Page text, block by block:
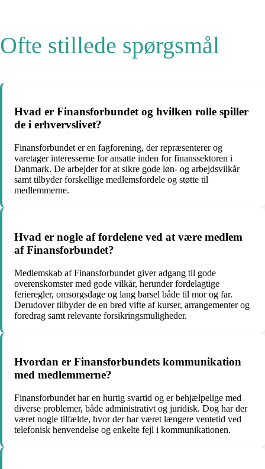
Ofte stillede spørgsmål
Hvad er Finansforbundet og hvilken rolle spiller
de i erhvervslivet?
Finansforbundet er en fagforening, der repræsenterer og
varetager interesserne for ansatte inden for finanssektoren i
Danmark. De arbejder for at sikre gode løn- og arbejdsvilkår
samt tilbyder forskellige medlemsfordele og støtte til
medlemmerne.
Hvad er nogle af fordelene ved at være medlem
af Finansforbundet?
Medlemskab af Finansforbundet giver adgang til gode
overenskomster med gode vilkår, herunder fordelagtige
ferieregler, omsorgsdage og lang barsel både til mor og far.
Derudover tilbyder de en bred vifte af kurser, arrangementer og
foredrag samt relevante forsikringsmuligheder.
Hvordan er Finansforbundets kommunikation
med medlemmerne?
Finansforbundet har en hurtig svartid og er behjælpelige med
diverse problemer, både administrativt og juridisk. Dog har der
været nogle tilfælde, hvor der har været længere ventetid ved
telefonisk henvendelse og enkelte fejl i kommunikationen.